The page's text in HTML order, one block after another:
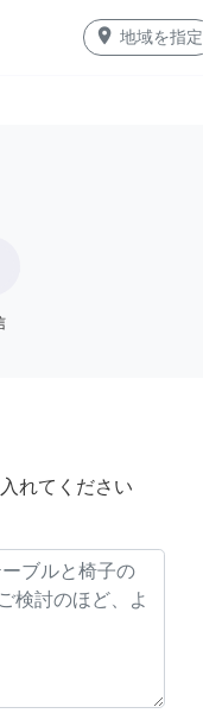
place 地域を指定
れてください